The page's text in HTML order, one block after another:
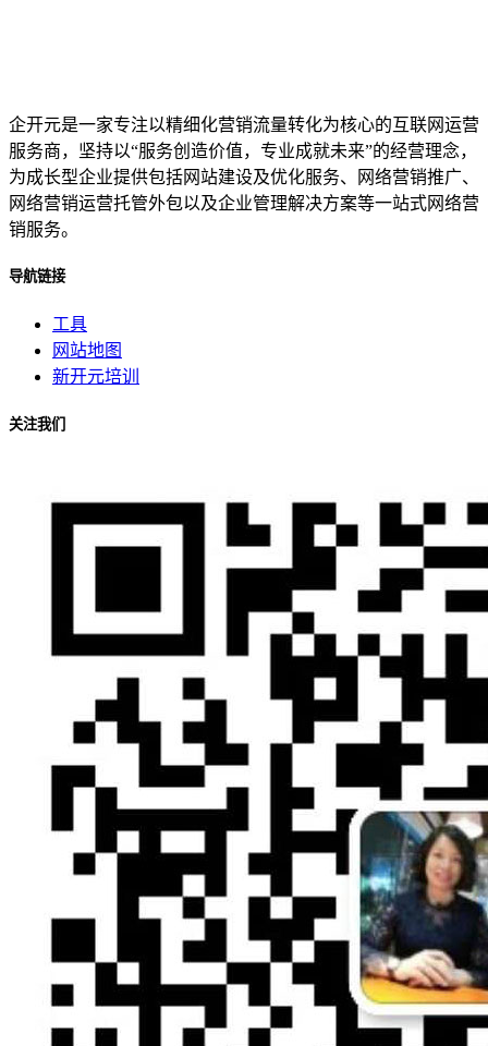
企开元是一家专注以精细化营销流量转化为核心的互联网运营
服务商，坚持以“服务创造价值，专业成就未来”的经营理念，
为成长型企业提供包括网站建设及优化服务、网络营销推广、
网络营销运营托管外包以及企业管理解决方案等一站式网络营
销服务。
导航链接
工具
网站地图
新开元培训
关注我们